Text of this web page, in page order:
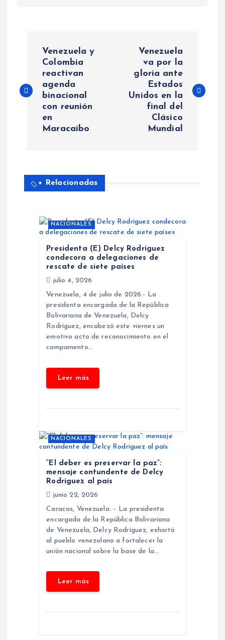
v
c
Venezuela y
Colombia
reactivan
agenda
binacional
con reunión
en
Maracaibo
Venezuela
va por la
gloria ante
Estados
Unidos en la
final del
Clásico
Mundial
+ Relacionadas
NACIONALES
Presidenta (E) Delcy Rodríguez
condecora a delegaciones de
rescate de siete países
julio 4, 2026
Venezuela, 4 de julio de 2026.- La
presidenta encargada de la República
Bolivariana de Venezuela, Delcy
Rodríguez, encabezó este viernes un
emotivo acto de reconocimiento en el
campamento…
NACIONALES
“El deber es preservar la paz”:
mensaje contundente de Delcy
Rodríguez al país
junio 22, 2026
Caracas, Venezuela. – La presidenta
encargada de la República Bolivariana
de Venezuela, Delcy Rodríguez, exhortó
al pueblo venezolano a fortalecer la
unión nacional sobre la base de la…